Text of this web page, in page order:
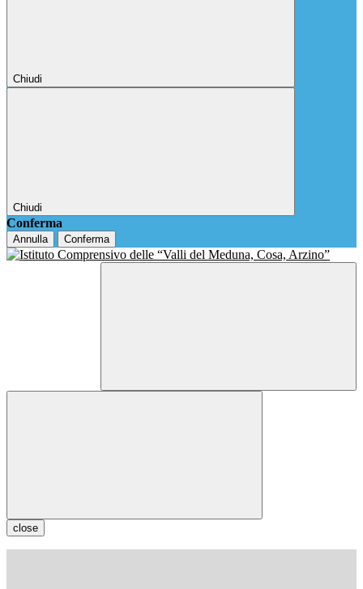
Chiudi
Chiudi
Conferma
Annulla Conferma
close